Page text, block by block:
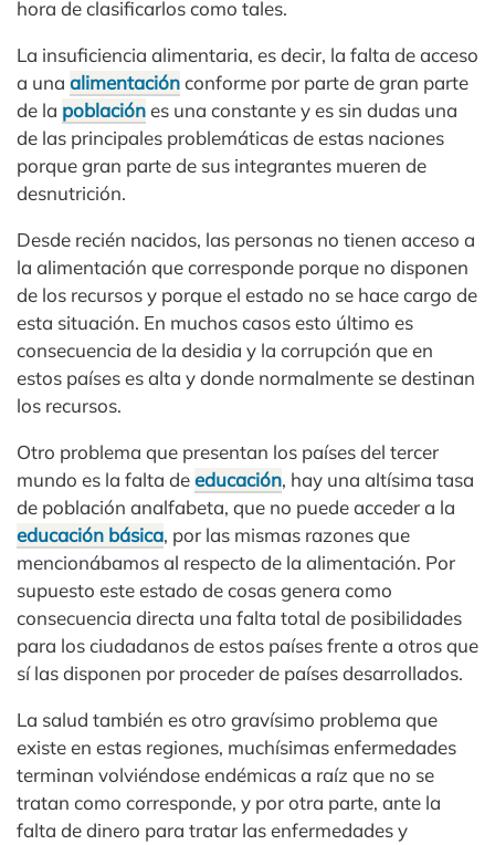
hora de clasificarlos como tales.
La insuficiencia alimentaria, es decir, la falta de acceso
a una alimentaciónconforme por parte de gran parte
de la poblaciónes una constante y es sin dudas una
de las principales problemáticas de estas naciones
porque gran parte de sus integrantes mueren de
desnutrición.
Desde recién nacidos, las personas no tienen acceso a
la alimentación que corresponde porque no disponen
de los recursos y porque el estado no se hace cargo de
esta situación. En muchos casos esto último es
consecuencia de la desidia y la corrupción que en
estos países es alta y donde normalmente se destinan
los recursos.
Otro problema que presentan los países del tercer
mundo es la falta deeducación, hay una altísima tasa
de población analfabeta, que no puede acceder a la
educación básica, por las mismas razones que
mencionábamos al respecto de la alimentación. Por
supuesto este estado de cosas genera como
consecuencia directa una falta total de posibilidades
para los ciudadanos de estos países frente a otros que
sí las disponen por proceder de países desarrollados.
La salud también es otro gravísimo problema que
existe en estas regiones, muchísimas enfermedades
terminan volviéndose endémicas a raíz que no se
tratan como corresponde, y por otra parte, ante la
falta de dinero para tratar las enfermedades y